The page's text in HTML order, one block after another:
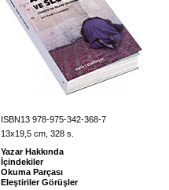
ISBN13 978-975-342-368-7
13x19,5 cm, 328 s.
Yazar Hakkında
İçindekiler
Okuma Parçası
Eleştiriler Görüşler